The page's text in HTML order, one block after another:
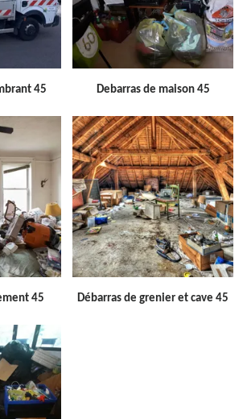
45 Debarras de maison 45
45 Débarras de grenier et cave 45